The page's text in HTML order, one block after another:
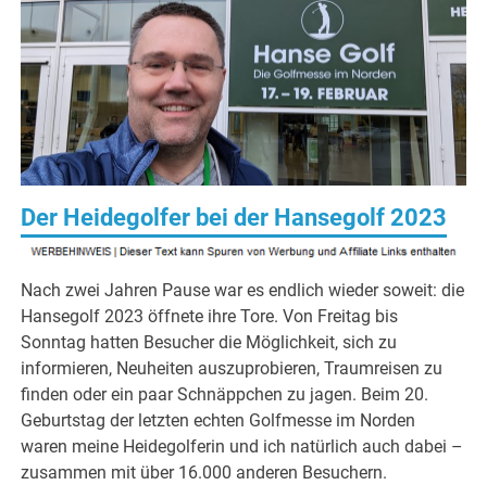
Der Heidegolfer bei der Hansegolf 2023
Nach zwei Jahren Pause war es endlich wieder soweit: die
Hansegolf 2023 öffnete ihre Tore. Von Freitag bis
Sonntag hatten Besucher die Möglichkeit, sich zu
informieren, Neuheiten auszuprobieren, Traumreisen zu
finden oder ein paar Schnäppchen zu jagen. Beim 20.
Geburtstag der letzten echten Golfmesse im Norden
waren meine Heidegolferin und ich natürlich auch dabei –
zusammen mit über 16.000 anderen Besuchern.